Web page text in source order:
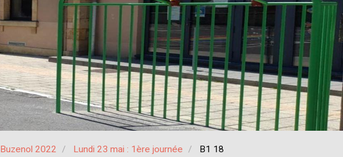
Buzenol 2022 Lundi 23 mai : 1ère journée B1 18